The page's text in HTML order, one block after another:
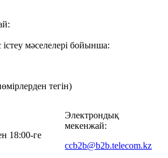
мәселелері бойынша:
тегін)
18:00-ге
Электрондық
мекенжай:
ccb2b@b2b.telecom.kz